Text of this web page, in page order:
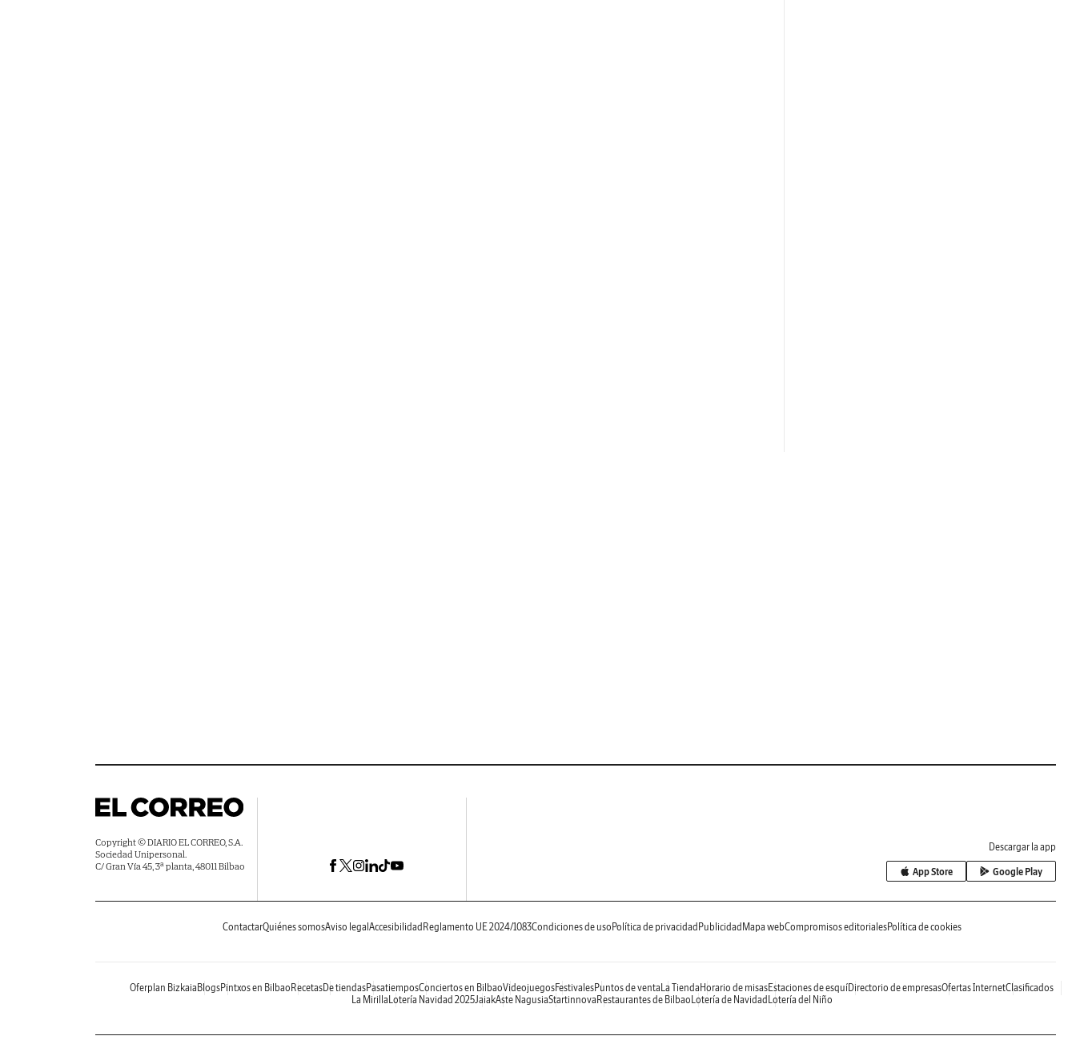
Copyright © DIARIO EL CORREO, S.A.
Sociedad Unipersonal.
C/ Gran Vía 45, 3ª planta, 48011 Bilbao
Descargar la app
App Store Google Play
ContactarQuiénes somosAviso legal Accesibilidad Reglamento UE 2024/1083Condiciones de uso Política de privacidad Publicidad Mapa webCompromisos editorialesPolítica de cookies
Oferplan Bizkaia BlogsPintxos en Bilbao RecetasDe tiendasPasatiemposConciertos en BilbaoVideojuegosFestivalesPuntos de venta La Tienda Horario de misasEstaciones de esquíDirectorio de empresasOfertas InternetClasificados
La Mirilla Lotería Navidad 2025JaiakAste NagusiaStartinnova Restaurantes de Bilbao Lotería de Navidad Lotería del Niño